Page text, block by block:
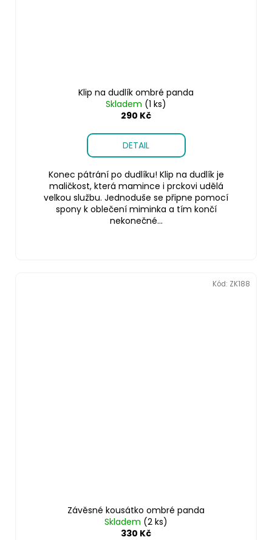
Klip na dudlík ombré panda
Skladem (1 ks)
290 Kč
DETAIL
Konec pátrání po dudlíku! Klip na dudlík je
maličkost, která mamince i prckovi udělá
velkou službu. Jednoduše se připne pomocí
spony k oblečení miminka a tím končí
nekonečné...
Závěsné kousátko ombré panda
Skladem (2 ks)
330 Kč
Kód: ZK188